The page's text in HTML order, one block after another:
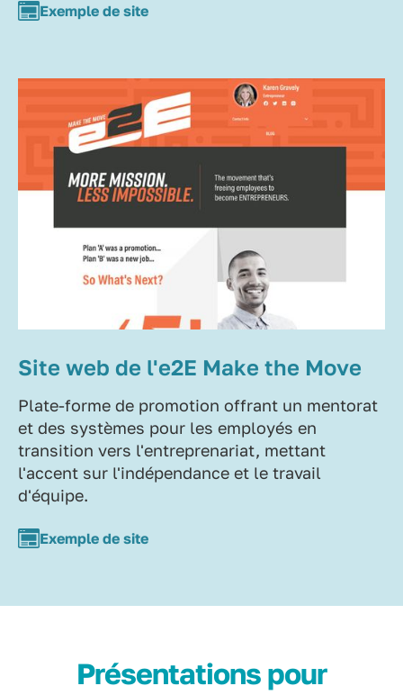
Exemple de site
Site web de l'e2E Make the Move
Plate-forme de promotion offrant un mentorat
et des systèmes pour les employés en
transition vers l'entreprenariat, mettant
l'accent sur l'indépendance et le travail
d'équipe.
Exemple de site
Présentations pour